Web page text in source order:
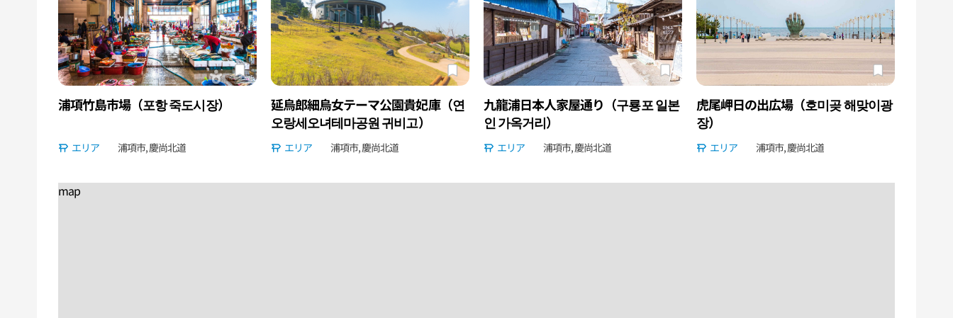
浦項竹島市場（포항 죽도시장）
エリア 浦項市, 慶尚北道
延烏郎細烏女テーマ公園貴妃庫（연
오랑세오녀테마공원 귀비고）
エリア 浦項市, 慶尚北道
九龍浦日本人家屋通り（구룡포 일본
인 가옥거리）
エリア 浦項市, 慶尚北道
虎尾岬日の出広場（호미곶 해맞이광
장）
エリア 浦項市, 慶尚北道
map